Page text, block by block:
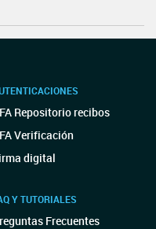
Repositorio recibos
Verificación
digital
Y TUTORIALES
Frecuentes